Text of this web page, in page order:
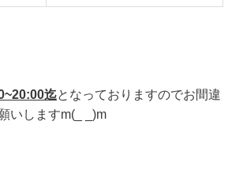
迄となっておりますのでお間違
いしますm(_ _)m